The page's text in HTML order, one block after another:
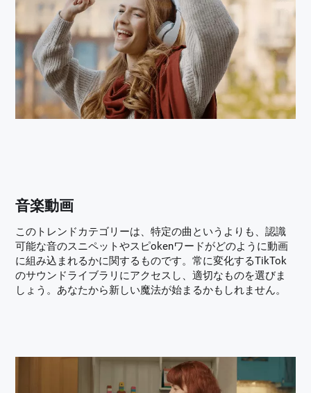
音楽動画
このトレンドカテゴリーは、特定の曲というよりも、認識
可能な音のスニペットやスピokenワードがどのように動画
に組み込まれるかに関するものです。常に変化するTikTok
のサウンドライブラリにアクセスし、適切なものを選びま
しょう。あなたから新しい魔法が始まるかもしれません。